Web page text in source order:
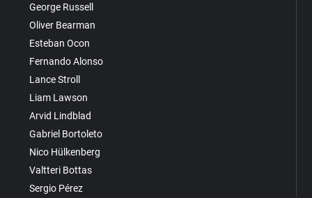
George Russell
Oliver Bearman
Esteban Ocon
Fernando Alonso
Lance Stroll
Liam Lawson
Arvid Lindblad
Gabriel Bortoleto
Nico Hülkenberg
Valtteri Bottas
Sergio Pérez